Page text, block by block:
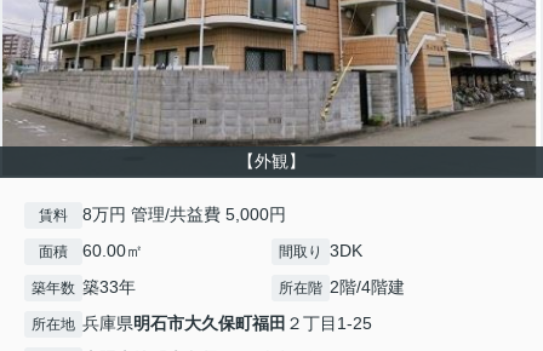
【外観】
賃料 8万円 管理/共益費 5,000円
面積 60.00㎡ 間取り 3DK
築年数 築33年 所在階 2階/4階建
所在地 兵庫県明石市大久保町福田 ２丁目1-25